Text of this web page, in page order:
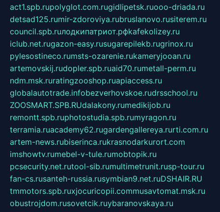
act1.spb.rupolyglot.com.rugidlipetsk.ruooo-driada.ru
detsad125.rumir-zdoroviya.rubruslanovo.rusiterem.ru
council.spb.ruлодкипатриот.рфkafekolizey.ru
iclub.net.rugazon-easy.rusugarepilekb.rugrinox.ru
pylesostineco.rumsts-ozarenie.rukameryjooan.ru
artemovskij.rudopler.spb.ruaid70.rumetall-perm.ru
ndm.msk.ruratingzooshop.ruapiaccess.ru
globalautotrade.infobezverhovskoe.rudrsschool.ru
ZOOSMART.SPB.RUdalakony.rumedikijob.ru
remontt.spb.ruphotostudia.spb.rumyragon.ru
terramia.ruacademy62.rugardengallereya.rurti.com.ru
artem-news.rubiserinca.rukrasnodarkurort.com
imshowtv.rumebel-v-tule.rumobtopik.ru
pcsecurity.net.rutool-sib.rumultimetrunit.rusp-tour.ru
fan-cs.rusanteh-russia.rusymbian9.net.ruDSHAIR.RU
tmmotors.spb.ruxjocuricopii.commusavtomat.msk.ru
obustrojdom.rusovetcik.ruybaranovskaya.ru